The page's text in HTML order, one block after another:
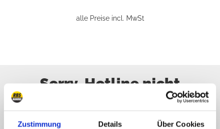
Zustimmung Details Über Cookies
alle Preise incl. MwSt
Sorry, Hotline nicht
erreichbar, schreiben Sie